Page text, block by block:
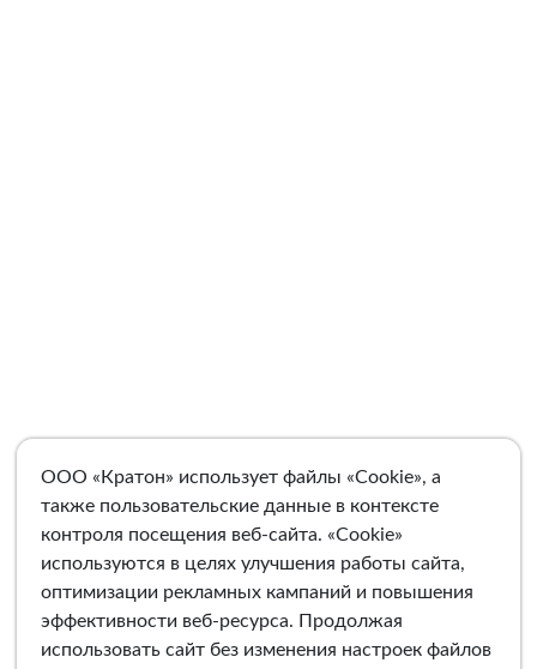
ООО «Кратон» использует файлы «Cookie», а
также пользовательские данные в контексте
контроля посещения веб-сайта. «Cookie»
используются в целях улучшения работы сайта,
оптимизации рекламных кампаний и повышения
эффективности веб-ресурса. Продолжая
использовать сайт без изменения настроек файлов